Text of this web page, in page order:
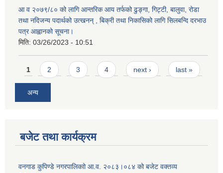
आ व २०७९/८० को लागि आन्तरिक आय तर्फको ढुङ्गा, गिट्टी, बालुवा, रोडा
तथा नदिजन्य पदार्थको उत्खनन् , बिक्री तथा निकासिको लागि सिलबन्दि दरभाउ
पत्र आह्वानको सूचना।
मिति: 03/26/2023 - 10:51
Pages
1 2 3 4 next › last »
अन्य
बजेट तथा कार्यक्रम
वनगाड कुपिण्डे नगरपालिकाो आ.व. २०८३।०८४ को बजेट वक्तव्य